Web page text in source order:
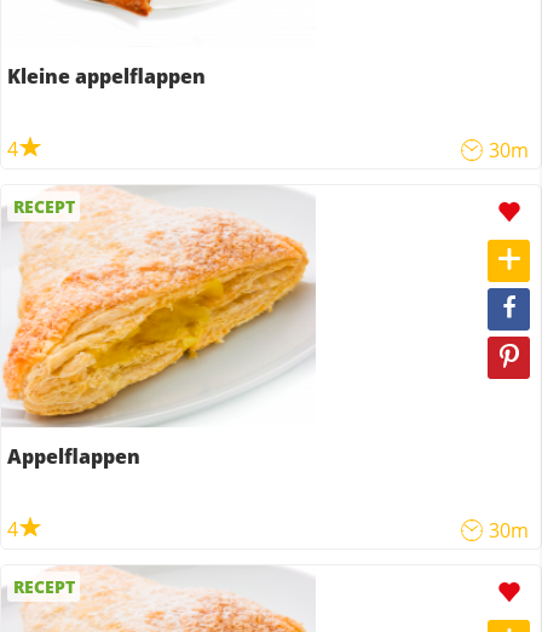
Kleine appelflappen
4 30m
RECEPT
Appelflappen
4 30m
RECEPT